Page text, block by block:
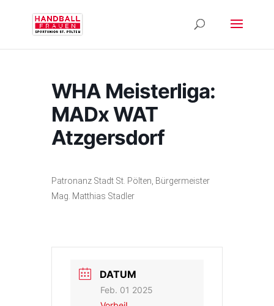
WHA Meisterliga:
MADx WAT
Atzgersdorf
Patronanz Stadt St. Pölten, Bürgermeister
Mag. Matthias Stadler
DATUM
Feb. 01 2025